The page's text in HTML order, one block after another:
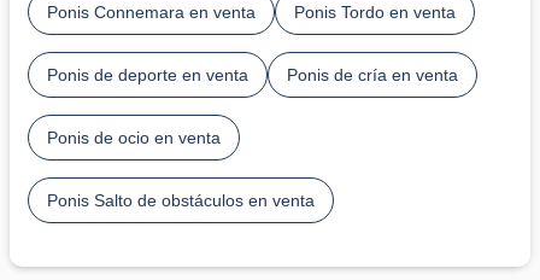
Ponis Connemara en venta Ponis Tordo en venta
Ponis de deporte en venta Ponis de cría en venta
Ponis de ocio en venta
Ponis Salto de obstáculos en venta